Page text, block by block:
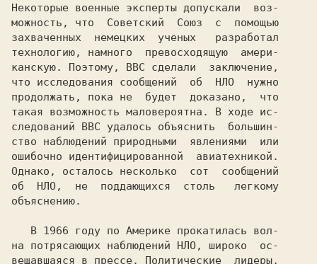
Некоторые военные эксперты допускали  воз-
можность, что  Советский  Союз  с  помощью
захваченных  немецких  ученых   разработал
технологию, намного  превосходящую  амери-
канскую. Поэтому, ВВС сделали  заключение,
что исследования сообщений  об  НЛО  нужно
продолжать, пока не  будет  доказано,  что
такая возможность маловероятна. В ходе ис-
следований ВВС удалось объяснить  большин-
ство наблюдений природными  явлениями  или
ошибочно идентифицированной  авиатехникой.
Однако, осталось несколько  сот  сообщений
об  НЛО,  не  поддающихся  столь   легкому
объяснению.
на потрясающих наблюдений НЛО, широко  ос-
вещавшаяся в прессе. Политические  лидеры,